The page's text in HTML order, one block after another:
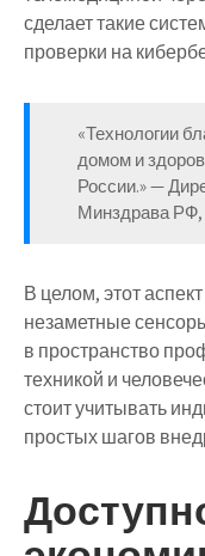
сделает такие
проверки на
«Технологии
домом и
России.» —
Минздрава РФ,
В целом, этот
незаметные
в пространство
техникой и
стоит учитывать
простых шагов